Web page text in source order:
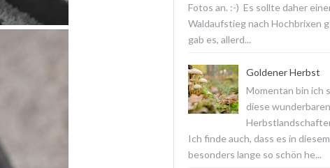
Fotos an. :-) Es sollte daher
Waldaufstieg nach Hochbrixen
gab es, allerd...
Goldener Herbst
Momentan bin ich
diese wunderbaren
Ich finde auch, dass es in
besonders lange so schön he...